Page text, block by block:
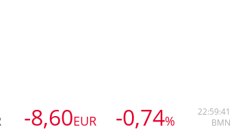
-8,60EUR -0,74%
22:59:41
BMN